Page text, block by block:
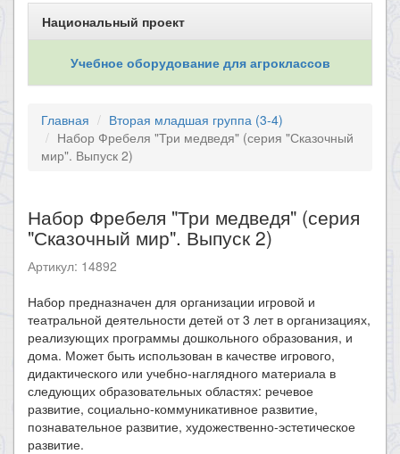
Национальный проект
Учебное оборудование для агроклассов
Главная
Вторая младшая группа (3-4)
Набор Фребеля "Три медведя" (серия "Сказочный
мир". Выпуск 2)
Набор Фребеля "Три медведя" (серия
"Сказочный мир". Выпуск 2)
Артикул: 14892
Набор предназначен для организации игровой и
театральной деятельности детей от 3 лет в организациях,
реализующих программы дошкольного образования, и
дома. Может быть использован в качестве игрового,
дидактического или учебно-наглядного материала в
следующих образовательных областях: речевое
развитие, социально-коммуникативное развитие,
познавательное развитие, художественно-эстетическое
развитие.